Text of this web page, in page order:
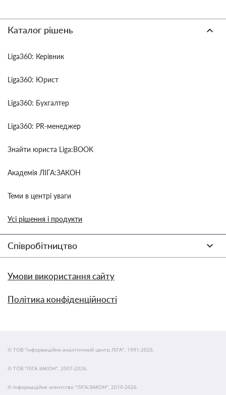
Каталог рішень
Liga360: Керівник
Liga360: Юрист
Liga360: Бухгалтер
Liga360: PR-менеджер
Знайти юриста Liga:BOOK
Академія ЛІГА:ЗАКОН
Теми в центрі уваги
Усі рішення і продукти
Співробітництво
Умови використання сайту
Політика конфіденційності
© ТОВ "інформаційно-аналітичний центр ЛІГА", 1991-2026.
© ТОВ "ЛІГА ЗАКОН", 2007-2026.
© Інформаційне агентство "ЛІГА:ЗАКОН", 2010-2026.